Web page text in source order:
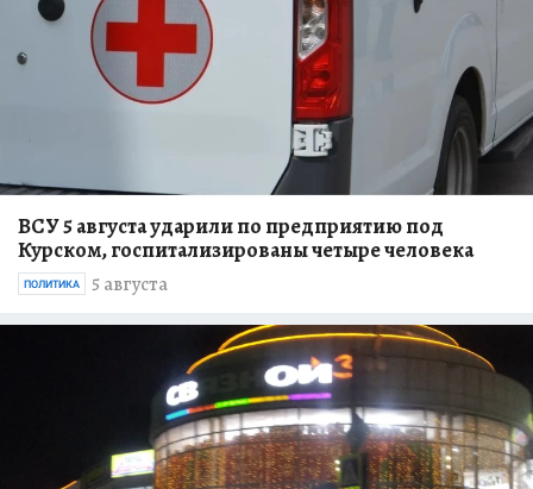
ВСУ 5 августа ударили по предприятию под
Курском, госпитализированы четыре человека
5 августа
ПОЛИТИКА